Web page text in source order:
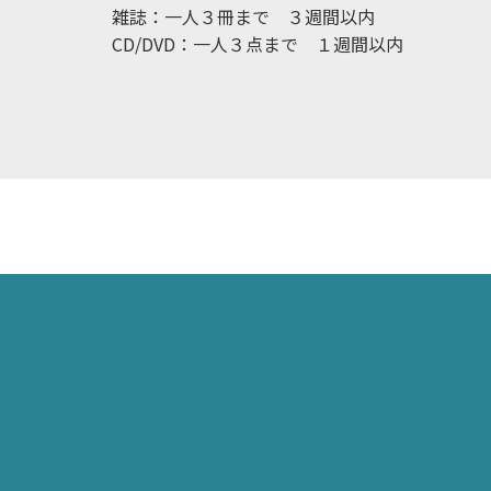
雑誌：一人３冊まで ３週間以内
CD/DVD：一人３点まで １週間以内